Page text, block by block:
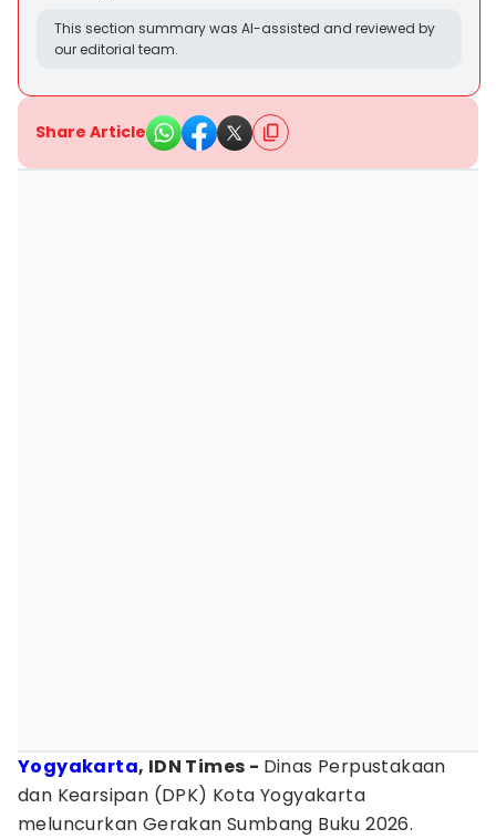
This section summary was AI-assisted and reviewed by
our editorial team.
Share Article
Yogyakarta, IDN Times - Dinas Perpustakaan
dan Kearsipan (DPK) Kota Yogyakarta
meluncurkan Gerakan Sumbang Buku 2026.